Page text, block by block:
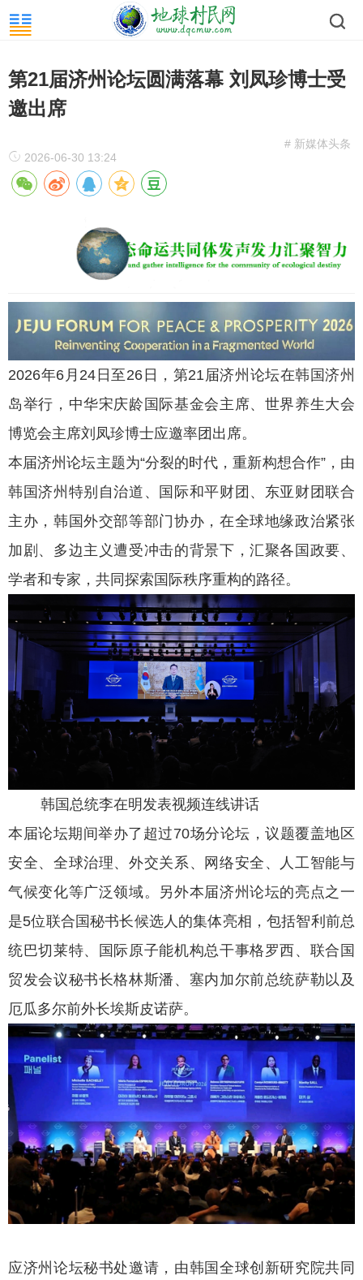
第21届济州论坛圆满落幕 刘凤珍博士受
邀出席
# 新媒体头条
2026-06-30 13:24
2026年6月24日至26日，第21届济州论坛在韩国济州
岛举行，中华宋庆龄国际基金会主席、世界养生大会
博览会主席刘凤珍博士应邀率团出席。
本届济州论坛主题为“分裂的时代，重新构想合作”，由
韩国济州特别自治道、国际和平财团、东亚财团联合
主办，韩国外交部等部门协办，在全球地缘政治紧张
加剧、多边主义遭受冲击的背景下，汇聚各国政要、
学者和专家，共同探索国际秩序重构的路径。
韩国总统李在明发表视频连线讲话
本届论坛期间举办了超过70场分论坛，议题覆盖地区
安全、全球治理、外交关系、网络安全、人工智能与
气候变化等广泛领域。另外本届济州论坛的亮点之一
是5位联合国秘书长候选人的集体亮相，包括智利前总
统巴切莱特、国际原子能机构总干事格罗西、联合国
贸发会议秘书长格林斯潘、塞内加尔前总统萨勒以及
厄瓜多尔前外长埃斯皮诺萨。
应济州论坛秘书处邀请，由韩国全球创新研究院共同